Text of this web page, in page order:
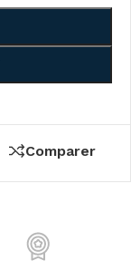
Comparer